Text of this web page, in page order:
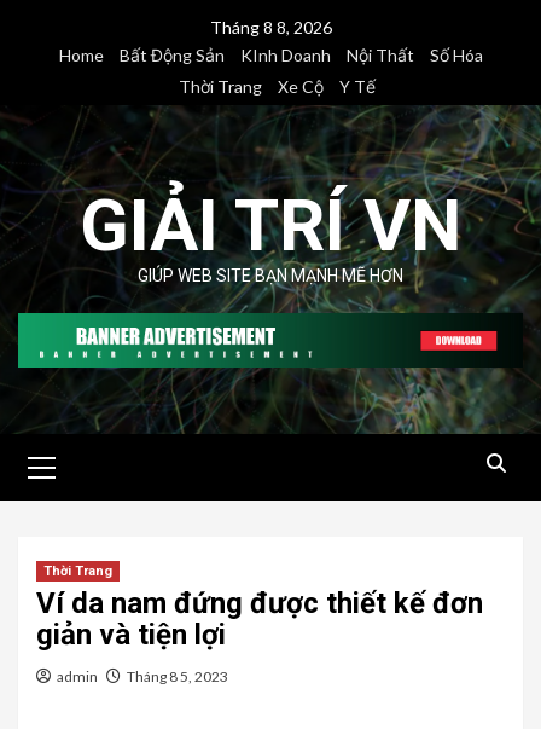
Tháng 8 8, 2026
Home
Bất Động Sản KInh Doanh Nội Thất
Số Hóa
Thời Trang
Xe Cộ Y Tế
GIẢI TRÍ VN
GIÚP WEB SITE BẠN MẠNH MẼ HƠN
Menu
Thời Trang
Ví da nam đứng được thiết kế đơn
giản và tiện lợi
admin Tháng 8 5, 2023